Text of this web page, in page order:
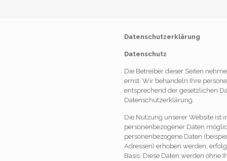
Datenschutzerklärung
Datenschutz
Die Betreiber dieser Seiten
ernst. Wir behandeln Ihre
entsprechend der gesetzlichen
Datenschutzerklärung.
Die Nutzung unserer Website ist
personenbezogener Daten
personenbezogene Daten
Adressen) erhoben werden,
Basis. Diese Daten werden